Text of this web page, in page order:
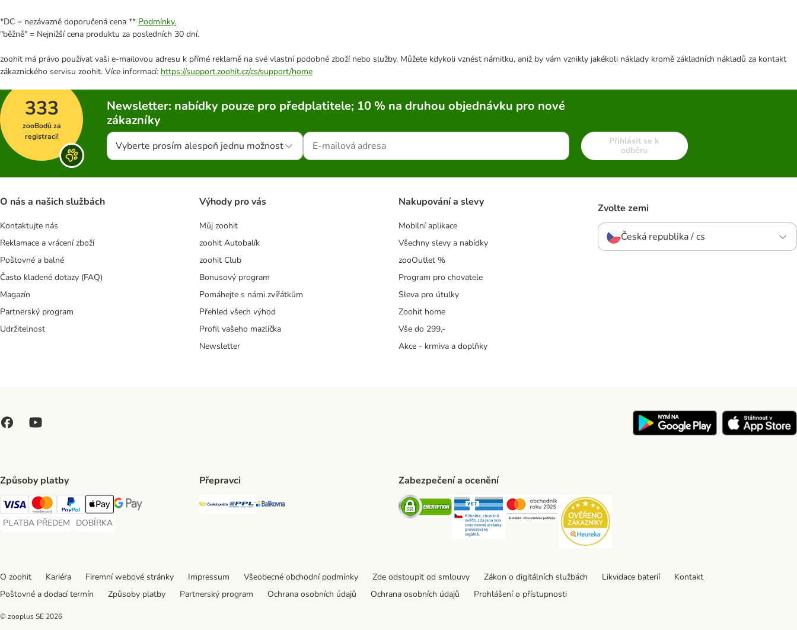
*DC = nezávazně doporučená cena ** Podmínky.
"běžně" = Nejnižší cena produktu za posledních 30 dní.
zoohit má právo používat vaši e-mailovou adresu k přímé reklamě na své vlastní podobné zboží nebo služby. Můžete kdykoli vznést námitku, aniž by vám vznikly jakékoli náklady kromě základních nákladů za kontakt
zákaznického servisu zoohit. Více informací: https://support.zoohit.cz/cs/support/home
333
zooBodů za
registraci!
Newsletter: nabídky pouze pro předplatitele; 10 % na druhou objednávku pro nové
zákazníky
Vyberte prosím alespoň jednu možnost
Přihlásit se k
odběru
O nás a našich službách
Kontaktujte nás
Reklamace a vrácení zboží
Poštovné a balné
Často kladené dotazy (FAQ)
Magazín
Partnerský program
Udržitelnost
Výhody pro vás
Můj zoohit
zoohit Autobalík
zoohit Club
Bonusový program
Pomáhejte s námi zvířátkům
Přehled všech výhod
Profil vašeho mazlíčka
Newsletter
Nakupování a slevy
Mobilní aplikace
Všechny slevy a nabídky
zooOutlet %
Program pro chovatele
Sleva pro útulky
Zoohit home
Vše do 299,-
Akce - krmiva a doplňky
Zvolte zemi
Česká republika / cs
Způsoby platby
Visa Payment Method
Mastercard Payment Method
PayPal Payment Method
Apple pay Payment Method
GooglePay Payment Method
PLATBA PŘEDEM
PLATBA PŘEDEM Payment Method
DOBÍRKA
DOBÍRKA Payment Method
Přepravci
Česká pošta Shipping Method
PPL Shipping Method
Balíkovna Shipping Method
Zabezpečení a ocenění
Security Security Security
O zoohit Kariéra Firemní webové stránky Impressum Všeobecné obchodní podmínky Zde odstoupit od smlouvy Zákon o digitálních službách Likvidace baterií
Kontakt
Poštovné a dodací termín
Způsoby platby Partnerský program Ochrana osobních údajů Ochrana osobních údajů Prohlášení o přístupnosti
© zooplus SE 2026